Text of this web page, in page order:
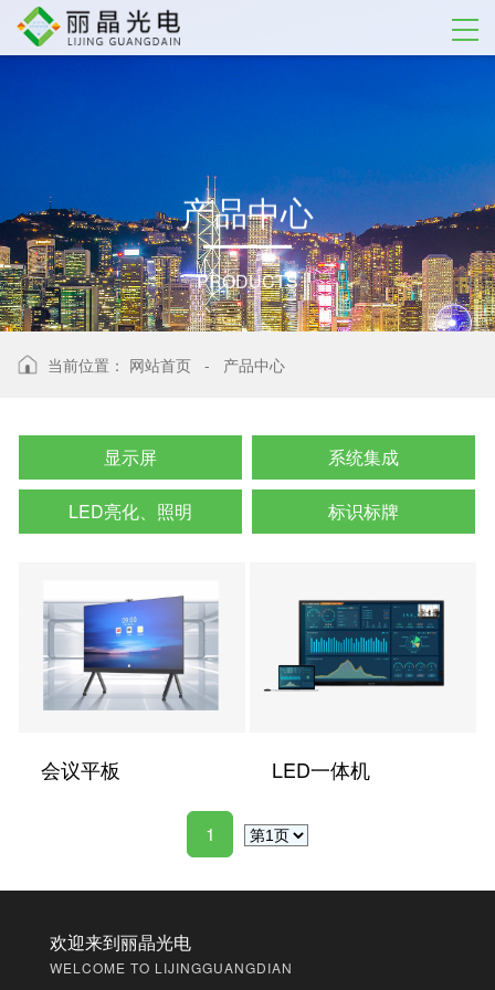
产品中心
PRODUCTS
当前位置： 网站首页 - 产品中心
显示屏 系统集成
LED亮化、照明 标识标牌
会议平板 LED一体机
1
欢迎来到丽晶光电
WELCOME TO LIJINGGUANGDIAN